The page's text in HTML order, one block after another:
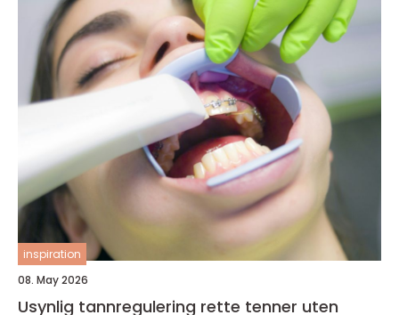
inspiration
08. May 2026
Usynlig tannregulering rette tenner uten